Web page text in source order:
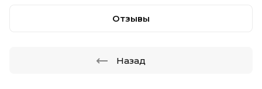
Отзывы
Назад